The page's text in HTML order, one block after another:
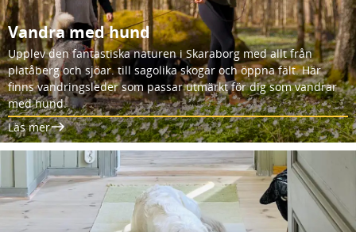
Vandra med hund
Upplev den fantastiska naturen i Skaraborg med allt från
platåberg och sjöar. till sagolika skogar och öppna fält. Här
finns vandringsleder som passar utmärkt för dig som vandrar
med hund.
Läs mer